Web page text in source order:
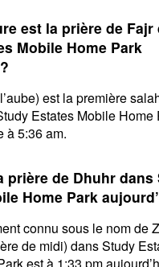
est la prière de Fajr
Mobile Home Park
est la première
Estates Mobile Home
à 5:36 am.
prière de Dhuhr dans
Home Park
connu sous le nom de
de midi) dans Study